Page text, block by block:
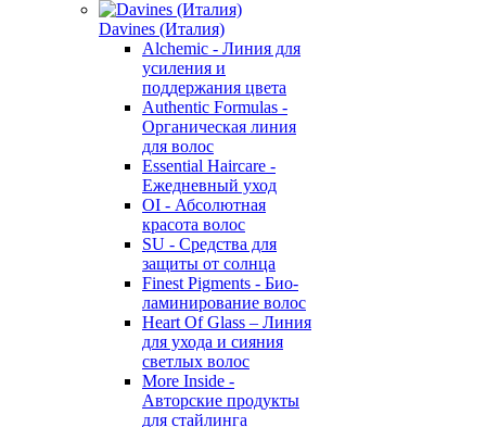
Davines (Италия)
Alchemic - Линия для
усиления и
поддержания цвета
Authentic Formulas -
Органическая линия
для волос
Essential Haircare -
Eжедневный уход
OI - Абсолютная
красота волос
SU - Средства для
защиты от солнца
Finest Pigments - Био-
ламинирование волос
Heart Of Glass – Линия
для ухода и сияния
светлых волос
More Inside -
Авторские продукты
для стайлинга